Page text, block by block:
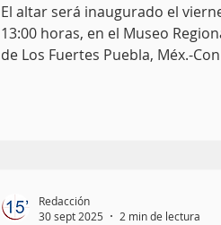
El altar será inaugurado el
13:00 horas, en el Museo
de Los Fuertes Puebla, Méx.-Con el respaldo de la
inaugurada el
Redacción
30 sept 2025
2 min de lectura